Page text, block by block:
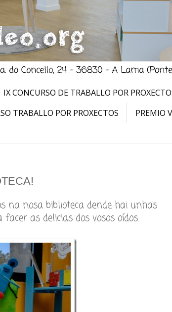
IX CONCURSO DE TRABALLO POR
TRABALLO POR PROXECTOS
PREMIO
na nosa biblioteca dende hai unhas
as delicias dos vosos oídos.